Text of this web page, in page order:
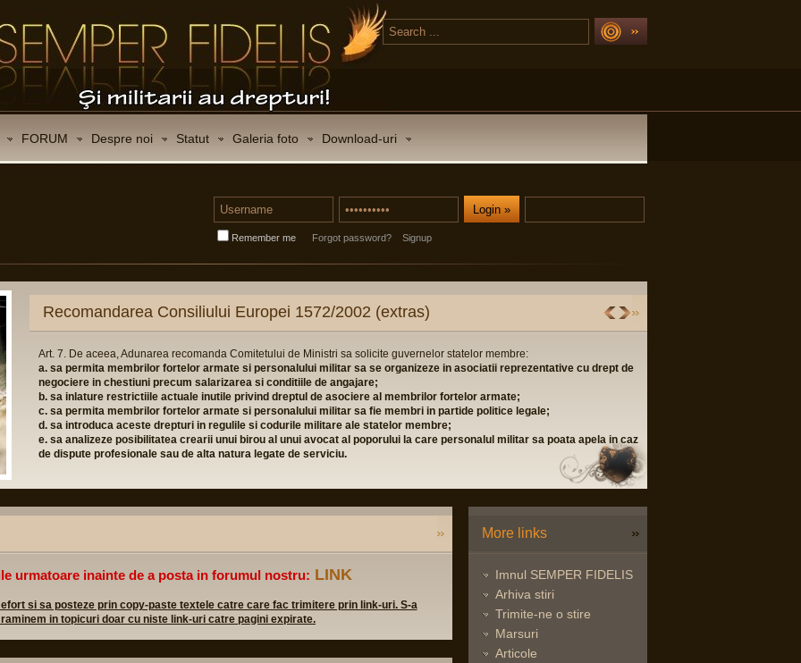
FORUM Despre noi Statut Galeria foto Download-uri
Remember me Forgot password? Signup
Recomandarea Consiliului Europei 1572/2002 (extras)
Art. 7. De aceea, Adunarea recomanda Comitetului de Ministri sa solicite guvernelor statelor membre:
a. sa permita membrilor fortelor armate si personalului militar sa se organizeze in asociatii reprezentative cu drept de
negociere in chestiuni precum salarizarea si conditiile de angajare;
b. sa inlature restrictiile actuale inutile privind dreptul de asociere al membrilor fortelor armate;
c. sa permita membrilor fortelor armate si personalului militar sa fie membri in partide politice legale;
d. sa introduca aceste drepturi in regulile si codurile militare ale statelor membre;
e. sa analizeze posibilitatea crearii unui birou al unui avocat al poporului la care personalul militar sa poata apela in caz
de dispute profesionale sau de alta natura legate de serviciu.
urmatoare inainte de a posta in forumul nostru: LINK
si sa posteze prin copy-paste textele catre care fac trimitere prin link-uri. S-a
in topicuri doar cu niste link-uri catre pagini expirate.
More links
Imnul SEMPER FIDELIS
Arhiva stiri
Trimite-ne o stire
Marsuri
Articole